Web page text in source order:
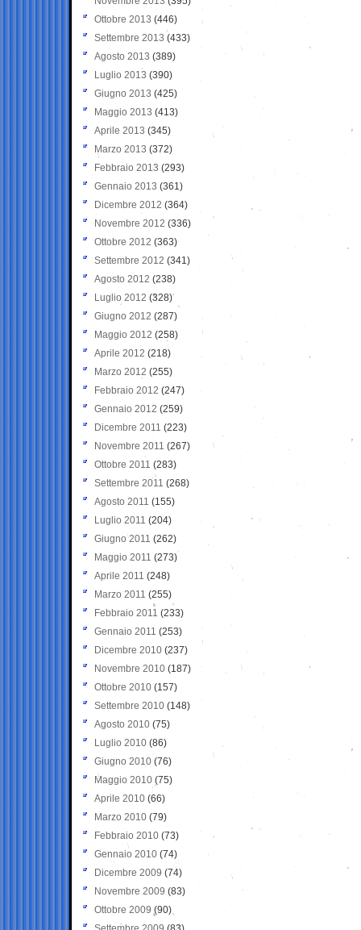
Ottobre 2013 (446)
Settembre 2013 (433)
Agosto 2013 (389)
Luglio 2013 (390)
Giugno 2013 (425)
Maggio 2013 (413)
Aprile 2013 (345)
Marzo 2013 (372)
Febbraio 2013 (293)
Gennaio 2013 (361)
Dicembre 2012 (364)
Novembre 2012 (336)
Ottobre 2012 (363)
Settembre 2012 (341)
Agosto 2012 (238)
Luglio 2012 (328)
Giugno 2012 (287)
Maggio 2012 (258)
Aprile 2012 (218)
Marzo 2012 (255)
Febbraio 2012 (247)
Gennaio 2012 (259)
Dicembre 2011 (223)
Novembre 2011 (267)
Ottobre 2011 (283)
Settembre 2011 (268)
Agosto 2011 (155)
Luglio 2011 (204)
Giugno 2011 (262)
Maggio 2011 (273)
Aprile 2011 (248)
Marzo 2011 (255)
Febbraio 2011 (233)
Gennaio 2011 (253)
Dicembre 2010 (237)
Novembre 2010 (187)
Ottobre 2010 (157)
Settembre 2010 (148)
Agosto 2010 (75)
Luglio 2010 (86)
Giugno 2010 (76)
Maggio 2010 (75)
Aprile 2010 (66)
Marzo 2010 (79)
Febbraio 2010 (73)
Gennaio 2010 (74)
Dicembre 2009 (74)
Novembre 2009 (83)
Ottobre 2009 (90)